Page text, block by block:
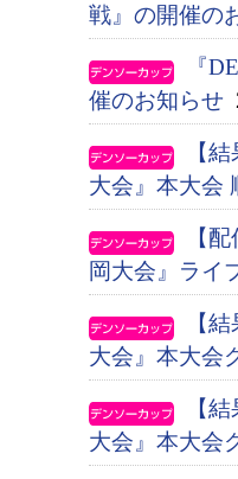
戦』の開催の
『
催のお知らせ
【
大会』本大会
【
岡大会』ライ
【
大会』本大会
【
大会』本大会